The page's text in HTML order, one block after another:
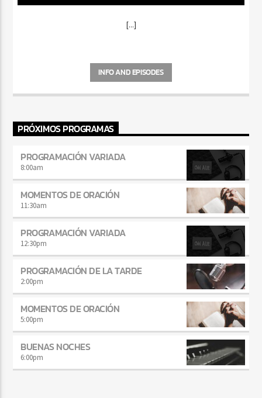
[...]
INFO AND EPISODES
PRÓXIMOS PROGRAMAS
PROGRAMACIÓN VARIADA
8:00am
MOMENTOS DE ORACIÓN
11:30am
PROGRAMACIÓN VARIADA
12:30pm
PROGRAMACIÓN DE LA TARDE
2:00pm
MOMENTOS DE ORACIÓN
5:00pm
BUENAS NOCHES
6:00pm